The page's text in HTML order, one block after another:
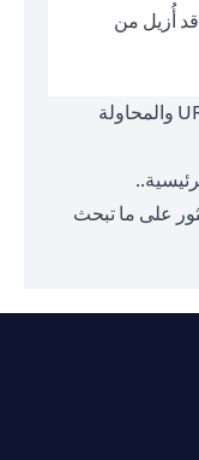
أُزيل من
يمكنك إعادة كتابة عنوان الإنترنت URL والمحاولة
.
على ما تبحث